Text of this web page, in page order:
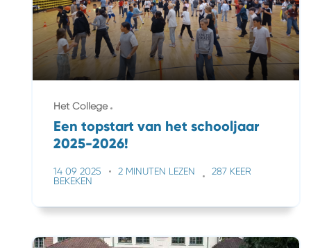
Het College
Een topstart van het schooljaar
2025-2026!
14 09 2025 2 MINUTEN LEZEN
287 KEER
BEKEKEN